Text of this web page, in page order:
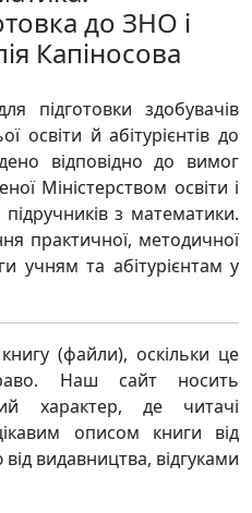
до ЗНО і
Капіносова
підготовки здобувачів
освіти й абітурієнтів до
відповідно до вимог
Міністерством освіти і
з математики.
практичної, методичної
учням та абітурієнтам у
(файли), оскільки це
Наш сайт носить
характер, де читачі
описом книги від
видавництва, відгуками